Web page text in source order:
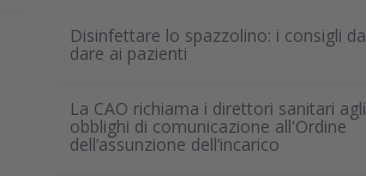
Disinfettare lo spazzolino: i consigli da
dare ai pazienti
La CAO richiama i direttori sanitari agli
obblighi di comunicazione all'Ordine
dell’assunzione dell’incarico